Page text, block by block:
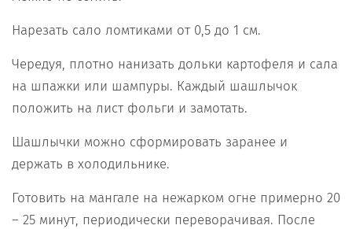
Нарезать сало ломтиками от 0,5 до 1 см.
Чередуя, плотно нанизать дольки картофеля и сала
на шпажки или шампуры. Каждый шашлычок
положить на лист фольги и замотать.
Шашлычки можно сформировать заранее и
держать в холодильнике.
Готовить на мангале на нежарком огне примерно 20
– 25 минут, периодически переворачивая. После